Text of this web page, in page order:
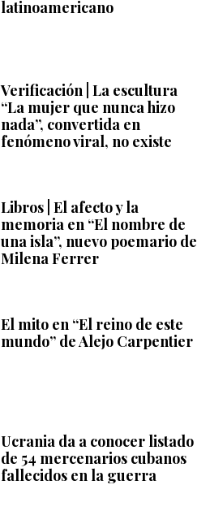
latinoamericano
Verificación | La escultura
“La mujer que nunca hizo
nada”, convertida en
fenómeno viral, no existe
Libros | El afecto y la
memoria en “El nombre de
una isla”, nuevo poemario de
Milena Ferrer
El mito en “El reino de este
mundo” de Alejo Carpentier
Ucrania da a conocer listado
de 54 mercenarios cubanos
fallecidos en la guerra